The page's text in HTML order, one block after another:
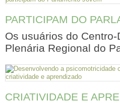
PARTICIPAM DO
Os usuários do
Plenária Regional do
CRIATIVIDADE E